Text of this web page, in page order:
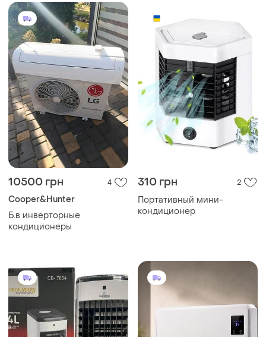
10500 грн 4
Cooper&Hunter
Б.в инверторные
кондиционеры
310 грн 2
Портативный мини-
кондиционер